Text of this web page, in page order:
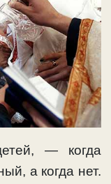
— когда
а когда нет.